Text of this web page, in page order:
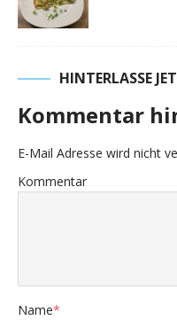
HINTERLASSE
Kommentar
E-Mail Adresse wird nicht
Kommentar
Name*